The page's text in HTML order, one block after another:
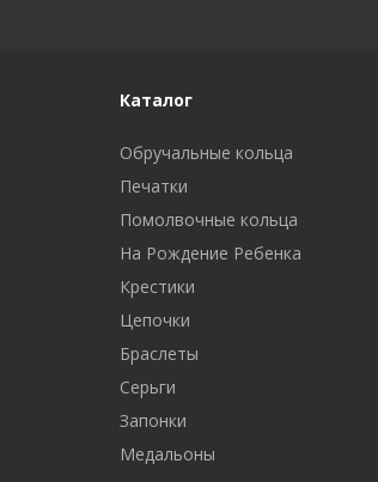
Каталог
Обручальные кольца
Печатки
Помолвочные кольца
На Рождение Ребенка
Крестики
Цепочки
Браслеты
Серьги
Запонки
Медальоны